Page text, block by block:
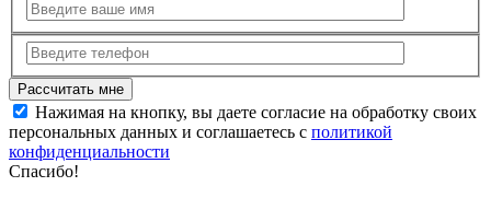
Нажимая на кнопку, вы даете согласие на обработку своих
персональных данных и соглашаетесь с политикой
конфиденциальности
Спасибо!